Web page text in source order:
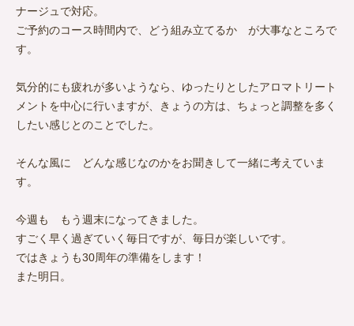
ナージュで対応。
ご予約のコース時間内で、どう組み立てるか が大事なところで
す。
気分的にも疲れが多いようなら、ゆったりとしたアロマトリート
メントを中心に行いますが、きょうの方は、ちょっと調整を多く
したい感じとのことでした。
そんな風に どんな感じなのかをお聞きして一緒に考えていま
す。
今週も もう週末になってきました。
すごく早く過ぎていく毎日ですが、毎日が楽しいです。
ではきょうも30周年の準備をします！
また明日。